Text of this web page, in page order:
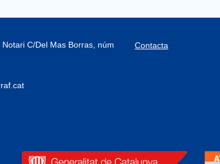
Notari C/Del Mas Borras, núm
Contacta